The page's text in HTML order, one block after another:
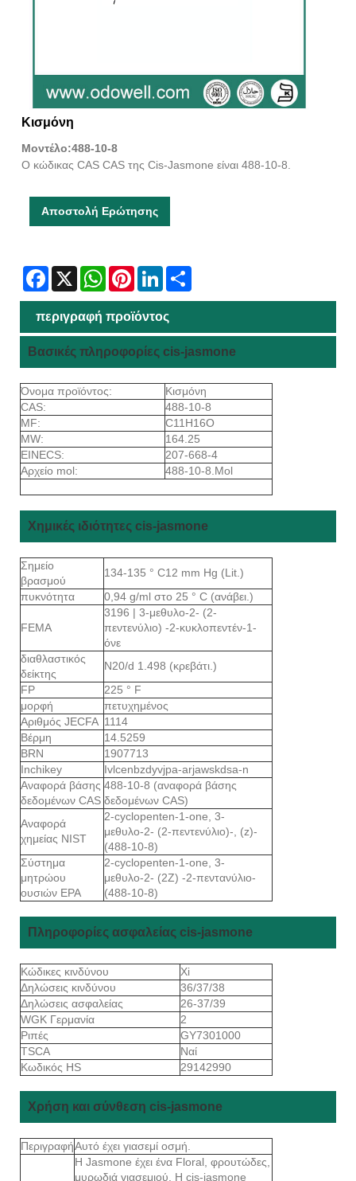
Κισμόνη
Μοντέλο:488-10-8
Ο κώδικας CAS CAS της Cis-Jasmone είναι 488-10-8.
Αποστολή Ερώτησης
Facebook
X WhatsAppPinterestLinkedIn
περιγραφή προϊόντος
Βασικές πληροφορίες cis-jasmone
Όνομα προϊόντος:
Κισμόνη
CAS:
488-10-8
MF:
C11H16O
MW:
164.25
EINECS:
207-668-4
Αρχείο mol:
488-10-8.Mol
Χημικές ιδιότητες cis-jasmone
Σημείο
βρασμού
134-135 ° C12 mm Hg (Lit.)
πυκνότητα
0,94 g/ml στο 25 ° C (ανάβει.)
FEMA
3196 | 3-μεθυλο-2- (2-
πεντενύλιο) -2-κυκλοπεντέν-1-
όνε
διαθλαστικός
δείκτης
N20/d 1.498 (κρεβάτι.)
FP
225 ° F
μορφή
πετυχημένος
Αριθμός JECFA 1114
Βέρμη
14.5259
BRN
1907713
Inchikey
Ivlcenbzdyvjpa-arjawskdsa-n
Αναφορά βάσης
δεδομένων CAS
488-10-8 (αναφορά βάσης
δεδομένων CAS)
Αναφορά
χημείας NIST
2-cyclopenten-1-one, 3-
μεθυλο-2- (2-πεντενύλιο)-, (z)-
(488-10-8)
Σύστημα
μητρώου
ουσιών EPA
2-cyclopenten-1-one, 3-
μεθυλο-2- (2Z) -2-πεντανύλιο-
(488-10-8)
Πληροφορίες ασφαλείας cis-jasmone
Κώδικες κινδύνου
Xi
Δηλώσεις κινδύνου
36/37/38
Δηλώσεις ασφαλείας
26-37/39
WGK Γερμανία
2
Ριπές
GY7301000
TSCA
Ναί
Κωδικός HS
29142990
Χρήση και σύνθεση cis-jasmone
ΠεριγραφήΑυτό έχει γιασεμί οσμή.
Η Jasmone έχει ένα Floral, φρουτώδες,
μυρωδιά γιασεμιού. Η cis-jasmone